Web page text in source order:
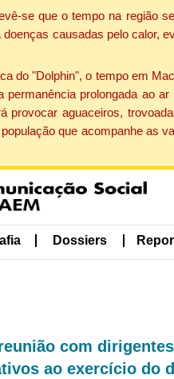
se que o tempo na região
causadas pelo calor,
do "Dolphin", o tempo em
prolongada ao
provocar aguaceiros,
que acompanhe as
Dossiers
com
ao exercício do